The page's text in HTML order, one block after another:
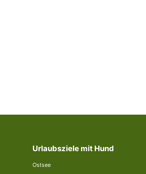
Urlaubsziele mit Hund
Ostsee